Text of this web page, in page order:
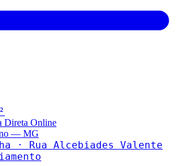
Direta Online
— MG
· Rua Alcebiades Valente